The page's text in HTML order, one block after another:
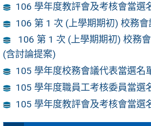
106 學年度教評會及考核會當選
106 第 1 次 (上學期期初) 校務
106 第 1 次 (上學期期初) 校務
(含討論提案)
105 學年度校務會議代表當選名
105 學年度職員工考核委員當選
105 學年度教評會及考核會當選